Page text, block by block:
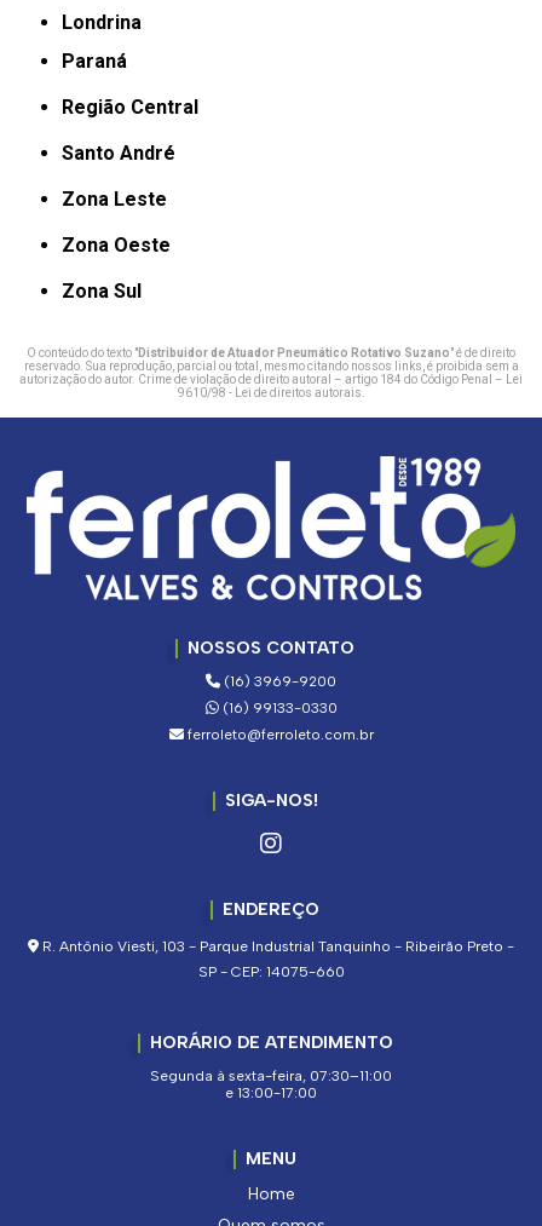
Londrina
Paraná
Região Central
Santo André
Zona Leste
Zona Oeste
Zona Sul
O conteúdo do texto "Distribuidor de Atuador Pneumático Rotativo Suzano" é de direito
reservado. Sua reprodução, parcial ou total, mesmo citando nossos links, é proibida sem a
autorização do autor. Crime de violação de direito autoral – artigo 184 do Código Penal –
Lei
9610/98 - Lei de direitos autorais
NOSSOS CONTATO
(16) 3969-9200
(16) 99133-0330
ferroleto@ferroleto.com.br
SIGA-NOS!
ENDEREÇO
R. Antônio Viesti, 103 - Parque Industrial Tanquinho - Ribeirão Preto -
SP - CEP: 14075-660
HORÁRIO DE ATENDIMENTO
Segunda à sexta-feira, 07:30–11:00
e 13:00-17:00
MENU
Home